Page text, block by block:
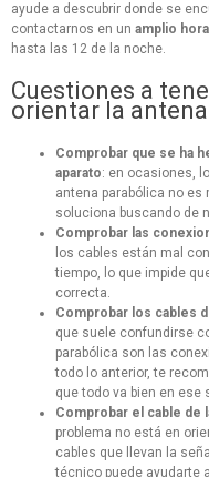
ayude a descubrir donde se
contactarnos en un amplio
hasta las 12 de la noche.
Cuestiones a
orientar la
Comprobar que se ha
aparato: en ocasiones,
antena parabólica no
soluciona buscando de
Comprobar las
los cables están mal
tiempo, lo que impide
correcta.
Comprobar los cables
que suele confundirse
parabólica son las
todo lo anterior, te
que todo va bien en ese
Comprobar el cable de
problema no está en
cables que llevan la
técnico puede ayudarte